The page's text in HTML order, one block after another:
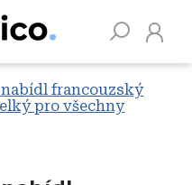
francouzský
pro všechny